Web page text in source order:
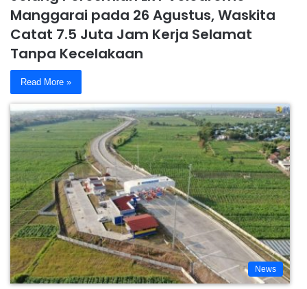
Manggarai pada 26 Agustus, Waskita
Catat 7.5 Juta Jam Kerja Selamat
Tanpa Kecelakaan
Read More »
News